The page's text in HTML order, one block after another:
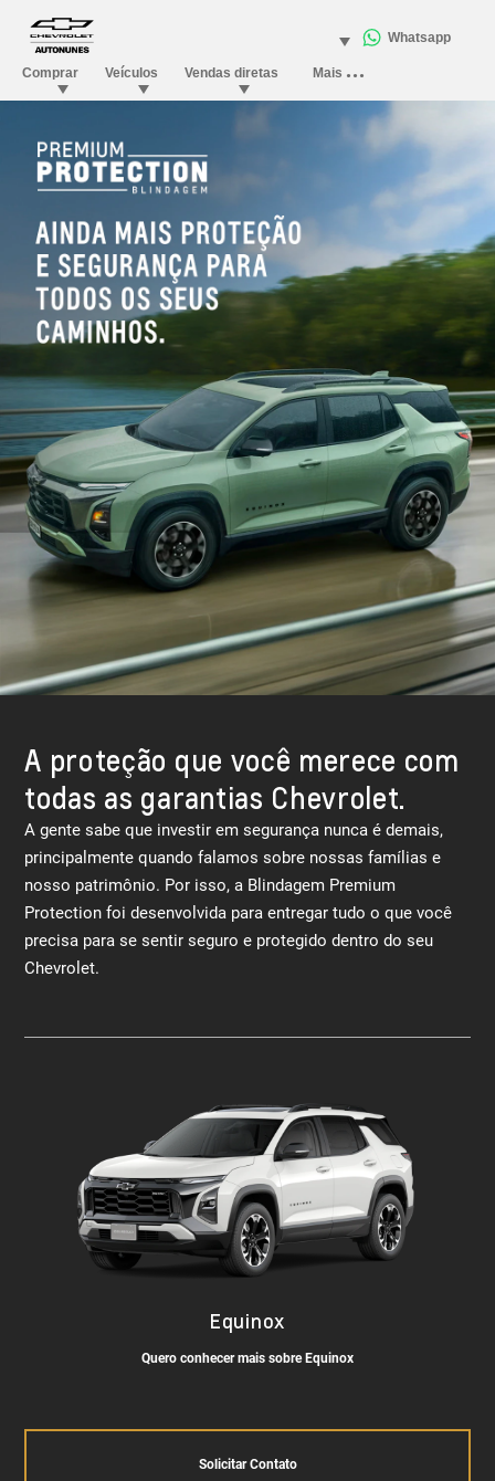
A proteção que você merece com
todas as garantias Chevrolet.
A gente sabe que investir em segurança nunca é demais,
principalmente quando falamos sobre nossas famílias e
nosso patrimônio. Por isso, a Blindagem Premium
Protection foi desenvolvida para entregar tudo o que você
precisa para se sentir seguro e protegido dentro do seu
Chevrolet.
Equinox
Quero conhecer mais sobre Equinox
Solicitar Contato